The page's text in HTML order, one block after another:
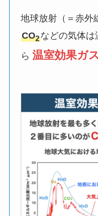
地球放射（＝赤外
CO2などの気体
ら温室効果ガス